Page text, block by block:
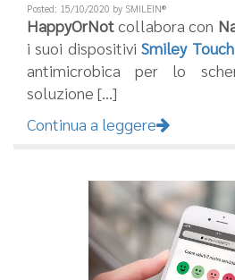
Posted: 15/10/2020 by SMILEIN®
HappyOrNotcollabora con
i suoi dispositiviSmiley Touch
antimicrobica per lo
soluzione [...]
Continua a leggere